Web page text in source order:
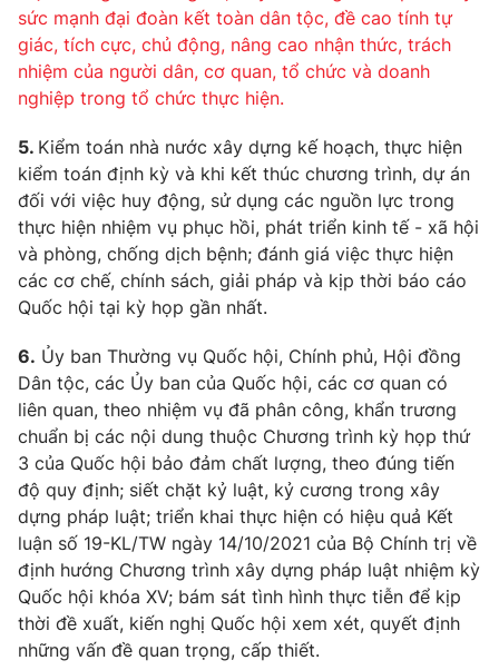
sức mạnh đại đoàn kết toàn dân tộc, đề cao tính tự
giác, tích cực, chủ động, nâng cao nhận thức, trách
nhiệm của người dân, cơ quan, tổ chức và doanh
nghiệp trong tổ chức thực hiện.
5. Kiểm toán nhà nước xây dựng kế hoạch, thực hiện
kiểm toán định kỳ và khi kết thúc chương trình, dự án
đối với việc huy động, sử dụng các nguồn lực trong
thực hiện nhiệm vụ phục hồi, phát triển kinh tế - xã hội
và phòng, chống dịch bệnh; đánh giá việc thực hiện
các cơ chế, chính sách, giải pháp và kịp thời báo cáo
Quốc hội tại kỳ họp gần nhất.
6. Ủy ban Thường vụ Quốc hội, Chính phủ, Hội đồng
Dân tộc, các Ủy ban của Quốc hội, các cơ quan có
liên quan, theo nhiệm vụ đã phân công, khẩn trương
chuẩn bị các nội dung thuộc Chương trình kỳ họp thứ
3 của Quốc hội bảo đảm chất lượng, theo đúng tiến
độ quy định; siết chặt kỷ luật, kỷ cương trong xây
dựng pháp luật; triển khai thực hiện có hiệu quả Kết
luận số 19-KL/TW ngày 14/10/2021 của Bộ Chính trị về
định hướng Chương trình xây dựng pháp luật nhiệm kỳ
Quốc hội khóa XV; bám sát tình hình thực tiễn để kịp
thời đề xuất, kiến nghị Quốc hội xem xét, quyết định
những vấn đề quan trọng, cấp thiết.